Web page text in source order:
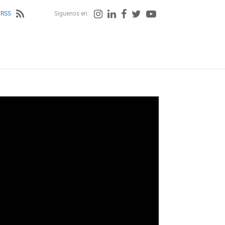
Siguenos en: